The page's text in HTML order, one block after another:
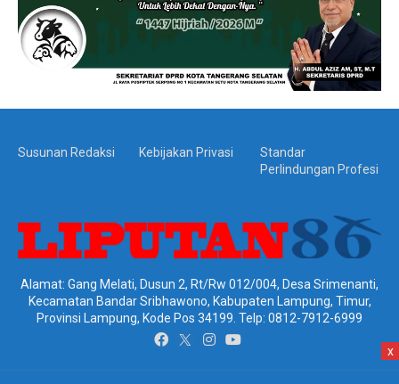
Susunan Redaksi Kebijakan Privasi
Standar
Perlindungan Profesi
Alamat: Gang Melati, Dusun 2, Rt/Rw 012/004, Desa Srimenanti,
Kecamatan Bandar Sribhawono, Kabupaten Lampung, Timur,
Provinsi Lampung, Kode Pos 34199. Telp: 0812-7912-6999
x